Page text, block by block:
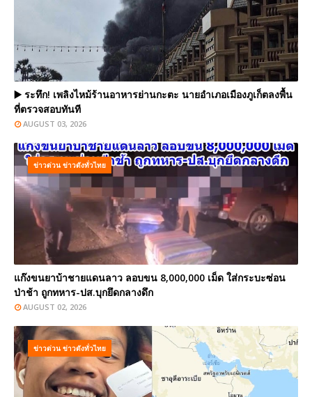
▶️ ระทึก! เพลิงไหม้ร้านอาหารย่านกะตะ นายอำเภอเมืองภูเก็ตลงพื้น
ที่ตรวจสอบทันที
AUGUST 03, 2026
ข่าวด่วน ข่าวดังทั่วไทย
แก๊งขนยาบ้าชายแดนลาว ลอบขน 8,000,000 เม็ด ใส่กระบะซ่อน
ป่าช้า ถูกทหาร-ปส.บุกยึดกลางดึก
AUGUST 02, 2026
ข่าวด่วน ข่าวดังทั่วไทย